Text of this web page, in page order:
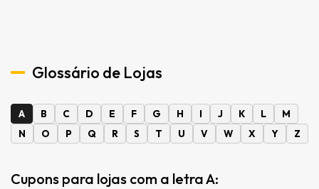
Glossário de Lojas
A B C D E F G H I J K L
M
N
O P Q R S T U V W X Y Z
Cupons para lojas com a letra A: